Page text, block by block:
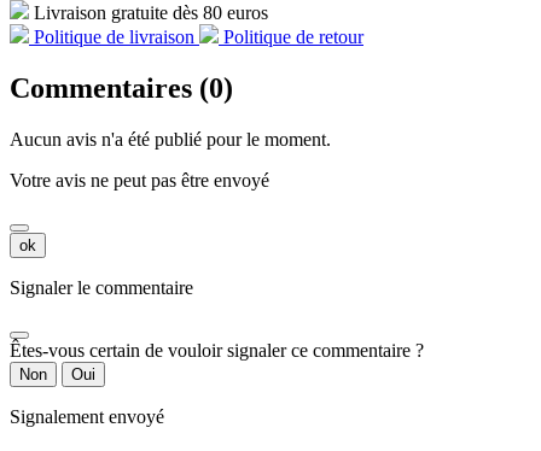
Livraison gratuite dès 80 euros
Politique de livraison
Politique de retour
Commentaires (0)
Aucun avis n'a été publié pour le moment.
Votre avis ne peut pas être envoyé
ok
Signaler le commentaire
Êtes-vous certain de vouloir signaler ce commentaire ?
Non Oui
Signalement envoyé